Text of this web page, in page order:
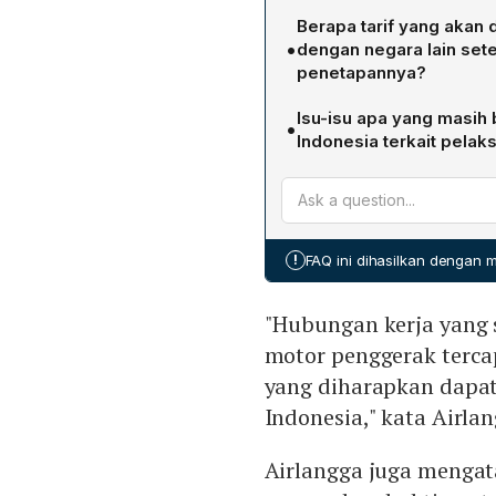
USTR berencana
diajukan Indonesia dalam
Keputusan ini diharapkan
menurunkan biaya
Indonesia di pasar
•
Berapa tarif yang akan
dengan negara lain
penetapannya?
Indonesia ditetapkan
bersama lima negara lain
Sementara 54 negara
mencerminkan
hukum ketenagakerjaan
•Isu-isu apa yang
Indonesia terkait
Beberapa isu belum
sistem perizinan yang
sapi, daging babi,
masih memperjuangkan
! FAQ ini dihasilkan dengan
"Hubungan kerja
motor penggerak
yang diharapkan
Indonesia," kata
Airlangga juga